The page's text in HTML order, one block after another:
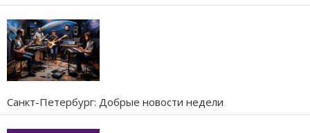
Санкт-Петербург: Добрые новости недели